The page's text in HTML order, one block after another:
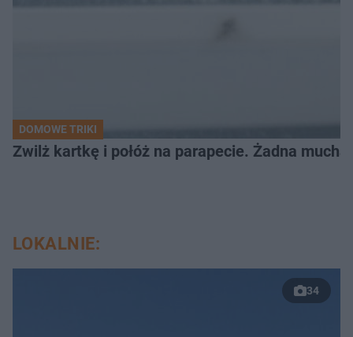
DOMOWE TRIKI
Zwilż kartkę i połóż na parapecie. Żadna
LOKALNIE:
34